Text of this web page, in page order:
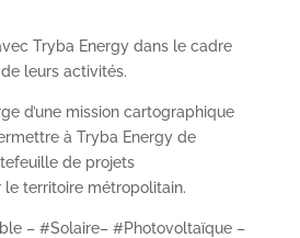
Tryba Energy dans le cadre
leurs activités.
d’une mission cartographique
à Tryba Energy de
de projets
territoire métropolitain.
– #Solaire– #Photovoltaïque –